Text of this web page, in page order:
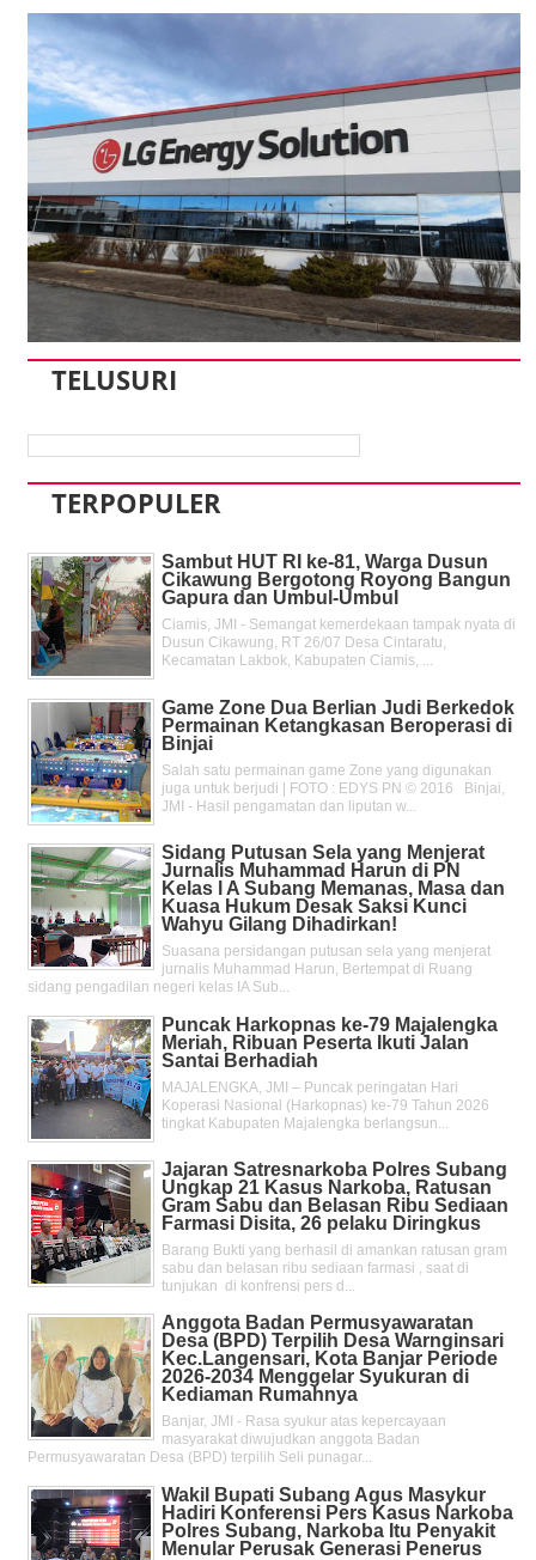
TELUSURI
TERPOPULER
Sambut HUT RI ke-81, Warga Dusun
Cikawung Bergotong Royong Bangun
Gapura dan Umbul-Umbul
Ciamis, JMI - Semangat kemerdekaan tampak nyata di
Dusun Cikawung, RT 26/07 Desa Cintaratu,
Kecamatan Lakbok, Kabupaten Ciamis, ...
Game Zone Dua Berlian Judi Berkedok
Permainan Ketangkasan Beroperasi di
Binjai
Salah satu permainan game Zone yang digunakan
juga untuk berjudi | FOTO : EDYS PN © 2016 Binjai,
JMI - Hasil pengamatan dan liputan w...
Sidang Putusan Sela yang Menjerat
Jurnalis Muhammad Harun di PN
Kelas l A Subang Memanas, Masa dan
Kuasa Hukum Desak Saksi Kunci
Wahyu Gilang Dihadirkan!
Suasana persidangan putusan sela yang menjerat
jurnalis Muhammad Harun, Bertempat di Ruang
sidang pengadilan negeri kelas IA Sub...
Puncak Harkopnas ke-79 Majalengka
Meriah, Ribuan Peserta Ikuti Jalan
Santai Berhadiah
MAJALENGKA, JMI – Puncak peringatan Hari
Koperasi Nasional (Harkopnas) ke-79 Tahun 2026
tingkat Kabupaten Majalengka berlangsun...
Jajaran Satresnarkoba Polres Subang
Ungkap 21 Kasus Narkoba, Ratusan
Gram Sabu dan Belasan Ribu Sediaan
Farmasi Disita, 26 pelaku Diringkus
Barang Bukti yang berhasil di amankan ratusan gram
sabu dan belasan ribu sediaan farmasi , saat di
tunjukan di konfrensi pers d...
Anggota Badan Permusyawaratan
Desa (BPD) Terpilih Desa Warnginsari
Kec.Langensari, Kota Banjar Periode
2026-2034 Menggelar Syukuran di
Kediaman Rumahnya
Banjar, JMI - Rasa syukur atas kepercayaan
masyarakat diwujudkan anggota Badan
Permusyawaratan Desa (BPD) terpilih Seli punagar...
Wakil Bupati Subang Agus Masykur
Hadiri Konferensi Pers Kasus Narkoba
Polres Subang, Narkoba Itu Penyakit
Menular Perusak Generasi Penerus